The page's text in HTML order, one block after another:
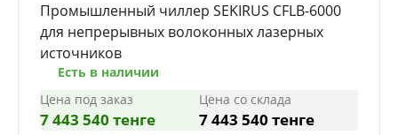
Промышленный чиллер SEKIRUS CFLB-6000
для непрерывных волоконных лазерных
источников
Есть в наличии
Цена под заказ
7 443 540 тенге
Цена со склада
7 443 540 тенге